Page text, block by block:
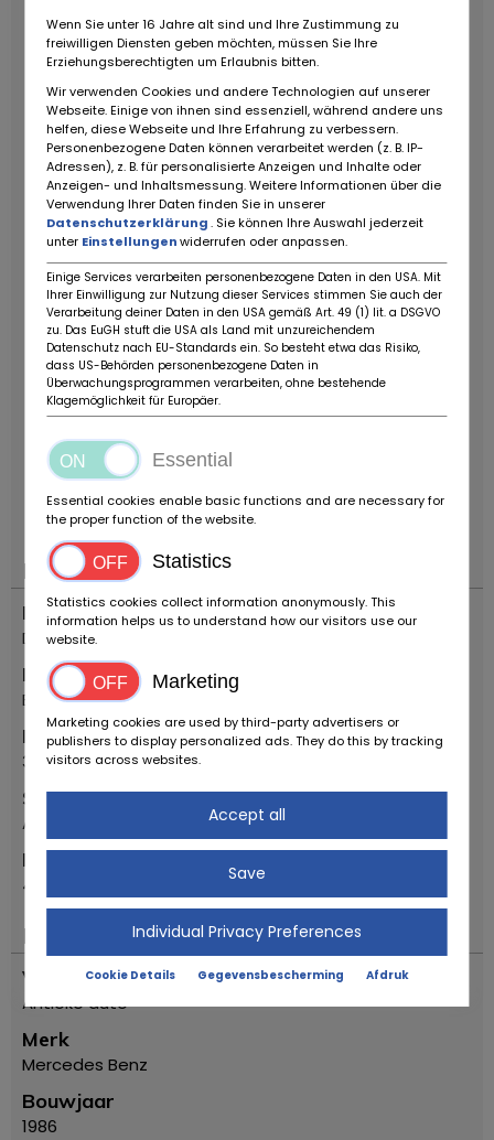
Gemischaufbereitung: Pierburg 2E-E Vergaser
Antrieb: HinterradantriebGetriebe: 5-Gang
SchaltgetriebeFahrleistungen
Höchstgeschwindigkeit: ca. 185 km/h0100 km/h: ca.
13,0 SekundenVerbrauch: ca. 7,011,4 l/100 km
(zeitgenössische Messwerte)Abmessungen &
GewichtLänge: 4.740 mmBreite: 1.740 mmHöhe:
1.446 mmRadstand: 2.800 mmLeergewicht: ca.
1.280 kgTankinhalt: 70 LiterKofferraumvolumen: 520
Liter SonstigesReifen: 185/65 R15 HBremsen:
Scheibenbremsen vorne und hintenElektrische
Fenster ( vorne )Unterlagen:Die italienischen
Fahrzeugpapiere, Betriebsanleitung, die originale
Datenkarte sowie zwei Schlüssel sind vorhanden.
sehr ehrlicher und original erhaltener W124, ideal für
Liebhaber klassischer Mercedes-Limousinen oder
Wertpotenzial.ZUBEHÖRANGABEN OHNE GEWÄHR,
Änderungen, Zwischenverkauf und Irrtümer
vorbehalten!----.
Plaats
Land
Duitsland
Plaats
Bovenden
Postcode
37120
Straat
Alte Bundesstr.
Huisnummer
48
Belangrijk
Voertuigtyp
Antieke auto
Merk
Mercedes Benz
Bouwjaar
1986
Wenn Sie unter 16 Jahre alt sind und Ihre Zustimmung zu
freiwilligen Diensten geben möchten, müssen Sie Ihre
Erziehungsberechtigten um Erlaubnis bitten.
Wir verwenden Cookies und andere Technologien auf unserer
Webseite. Einige von ihnen sind essenziell, während andere uns
helfen, diese Webseite und Ihre Erfahrung zu verbessern.
Personenbezogene Daten können verarbeitet werden (z. B. IP-
Adressen), z. B. für personalisierte Anzeigen und Inhalte oder
Anzeigen- und Inhaltsmessung. Weitere Informationen über die
Verwendung Ihrer Daten finden Sie in unserer
Datenschutzerklärung. Sie können Ihre Auswahl jederzeit
unter Einstellungenwiderrufen oder anpassen.
Einige Services verarbeiten personenbezogene Daten in den USA. Mit
Ihrer Einwilligung zur Nutzung dieser Services stimmen Sie auch der
Verarbeitung deiner Daten in den USA gemäß Art. 49 (1) lit. a DSGVO
zu. Das EuGH stuft die USA als Land mit unzureichendem
Datenschutz nach EU-Standards ein. So besteht etwa das Risiko,
dass US-Behörden personenbezogene Daten in
Überwachungsprogrammen verarbeiten, ohne bestehende
Klagemöglichkeit für Europäer.
Essential
Essential cookies enable basic functions and are necessary for
the proper function of the website.
Statistics
Statistics cookies collect information anonymously. This
information helps us to understand how our visitors use our
website.
Marketing
Marketing cookies are used by third-party advertisers or
publishers to display personalized ads. They do this by tracking
visitors across websites.
Accept all
Save
Individual Privacy Preferences
Cookie Details Gegevensbescherming Afdruk